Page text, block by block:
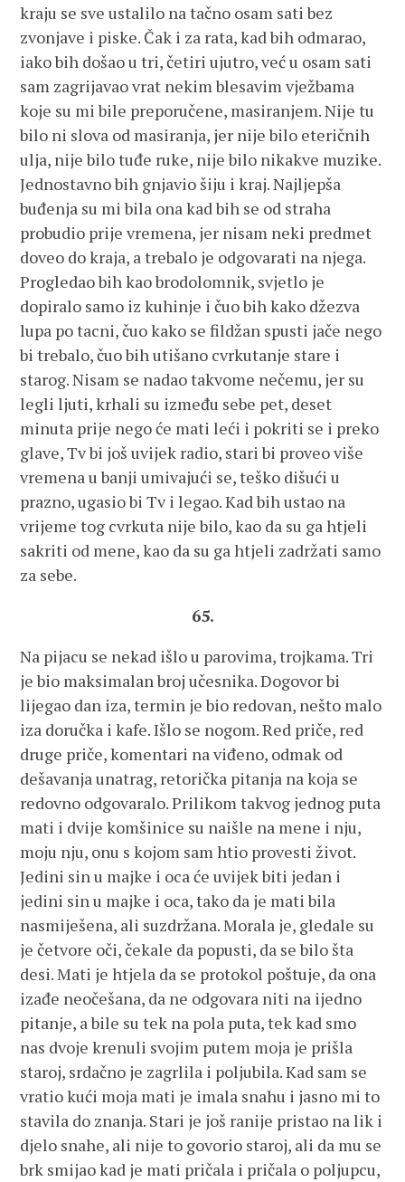
kraju se sve ustalilo na tačno osam sati bez
zvonjave i piske. Čak i za rata, kad bih odmarao,
iako bih došao u tri, četiri ujutro, već u osam sati
sam zagrijavao vrat nekim blesavim vježbama
koje su mi bile preporučene, masiranjem. Nije tu
bilo ni slova od masiranja, jer nije bilo eteričnih
ulja, nije bilo tuđe ruke, nije bilo nikakve muzike.
Jednostavno bih gnjavio šiju i kraj. Najljepša
buđenja su mi bila ona kad bih se od straha
probudio prije vremena, jer nisam neki predmet
doveo do kraja, a trebalo je odgovarati na njega.
Progledao bih kao brodolomnik, svjetlo je
dopiralo samo iz kuhinje i čuo bih kako džezva
lupa po tacni, čuo kako se fildžan spusti jače nego
bi trebalo, čuo bih utišano cvrkutanje stare i
starog. Nisam se nadao takvome nečemu, jer su
legli ljuti, krhali su između sebe pet, deset
minuta prije nego će mati leći i pokriti se i preko
glave, Tv bi još uvijek radio, stari bi proveo više
vremena u banji umivajući se, teško dišući u
prazno, ugasio bi Tv i legao. Kad bih ustao na
vrijeme tog cvrkuta nije bilo, kao da su ga htjeli
sakriti od mene, kao da su ga htjeli zadržati samo
za sebe.
65.
Na pijacu se nekad išlo u parovima, trojkama. Tri
je bio maksimalan broj učesnika. Dogovor bi
lijegao dan iza, termin je bio redovan, nešto malo
iza doručka i kafe. Išlo se nogom. Red priče, red
druge priče, komentari na viđeno, odmak od
dešavanja unatrag, retorička pitanja na koja se
redovno odgovaralo. Prilikom takvog jednog puta
mati i dvije komšinice su naišle na mene i nju,
moju nju, onu s kojom sam htio provesti život.
Jedini sin u majke i oca će uvijek biti jedan i
jedini sin u majke i oca, tako da je mati bila
nasmiješena, ali suzdržana. Morala je, gledale su
je četvore oči, čekale da popusti, da se bilo šta
desi. Mati je htjela da se protokol poštuje, da ona
izađe neočešana, da ne odgovara niti na ijedno
pitanje, a bile su tek na pola puta, tek kad smo
nas dvoje krenuli svojim putem moja je prišla
staroj, srdačno je zagrlila i poljubila. Kad sam se
vratio kući moja mati je imala snahu i jasno mi to
stavila do znanja. Stari je još ranije pristao na lik i
djelo snahe, ali nije to govorio staroj, ali da mu se
brk smijao kad je mati pričala i pričala o poljupcu,